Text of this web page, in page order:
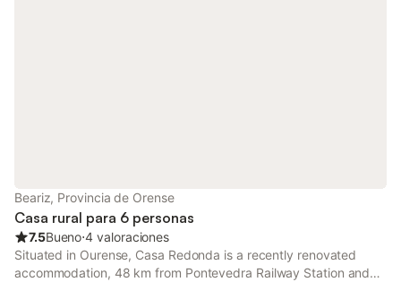
Beariz, Provincia de Orense
Casa rural para 6 personas
7.5Bueno⋅4 valoraciones
Situated in Ourense, Casa Redonda is a recently renovated
accommodation, 48 km from Pontevedra Railway Station and